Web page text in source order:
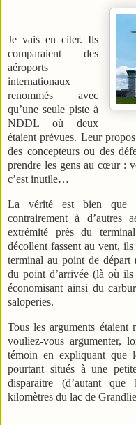
Je vais en citer. Ils
comparaient des
aéroports
internationaux
renommés avec
qu’une seule piste à
NDDL où deux
étaient prévues. Leur
des concepteurs ou des
prendre les gens au cœur :
c’est inutile…
La vérité est bien que
contrairement à d’autres
extrémité près du
décollent fassent au vent,
terminal au point de départ
du point d’arrivée (là où
économisant ainsi du
saloperies.
Tous les arguments
vouliez-vous argumenter,
témoin en expliquant que
pourtant situés à une
disparaitre (d’autant
kilomètres du lac de